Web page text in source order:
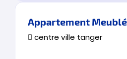
centre ville tanger